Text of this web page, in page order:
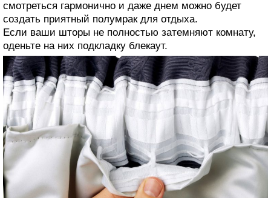
смотреться гармонично и даже днем можно будет
создать приятный полумрак для отдыха.
Если ваши шторы не полностью затемняют комнату,
оденьте на них подкладку блекаут.